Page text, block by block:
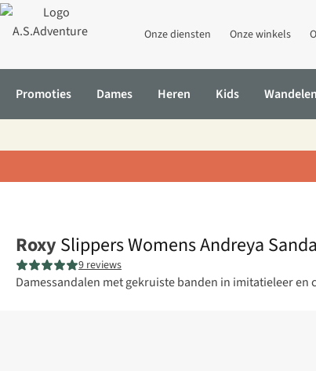
Onze diensten Onze winkels
Promoties Dames Heren Kids Wandelen
Roxy Slippers Womens Andreya
9 reviews
Damessandalen met gekruiste banden in imitatieleer